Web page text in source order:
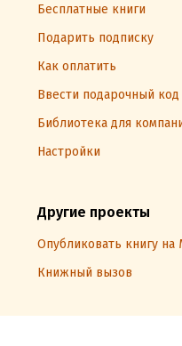
Бесплатные книги
Подарить подписку
Как оплатить
Ввести подарочный код
Библиотека для
Настройки
Другие проекты
Опубликовать книгу на
Книжный вызов